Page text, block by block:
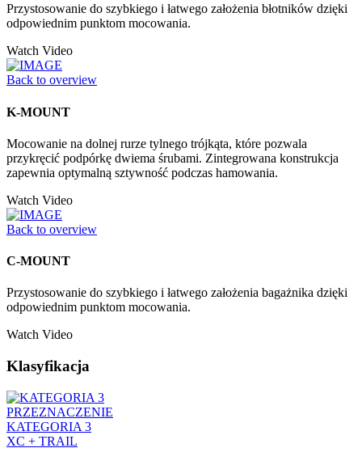
Przystosowanie do szybkiego i łatwego założenia błotników dzięki
odpowiednim punktom mocowania.
Watch Video
Back to overview
K-MOUNT
Mocowanie na dolnej rurze tylnego trójkąta, które pozwala
przykręcić podpórkę dwiema śrubami. Zintegrowana konstrukcja
zapewnia optymalną sztywność podczas hamowania.
Watch Video
Back to overview
C-MOUNT
Przystosowanie do szybkiego i łatwego założenia bagażnika dzięki
odpowiednim punktom mocowania.
Watch Video
Klasyfikacja
PRZEZNACZENIE
KATEGORIA 3
XC + TRAIL